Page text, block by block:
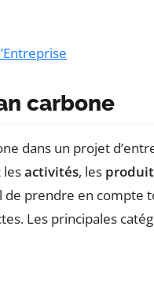
carbone
dans un projet
lesactivités, les
de prendre en compte
Les principales